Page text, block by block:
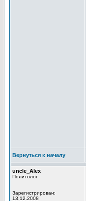
Вернуться к началу
uncle_Alex
Политолог
Зарегистрирован:
13.12.2008